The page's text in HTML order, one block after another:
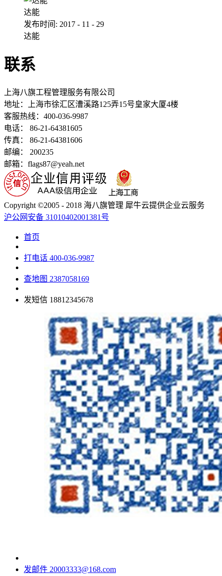
达能
发布时间: 2017 - 11 - 29
达能
联系
上海八旗工程管理服务有限公司
地址：
上海市徐汇区漕溪路125弄15号皇家大厦4楼
客服热线：400-036-9987
电话： 86-21-64381605
传真： 86-21-64381606
邮编： 200235
邮箱：flags87@yeah.net
Copyright ©2005 - 2018 海八旗管理 犀牛云提供企业云服务
沪公网安备 31010402001381号
首页
打电话 400-036-9987
查地图 2387058169
发短信 18812345678
发邮件 20003333@168.com